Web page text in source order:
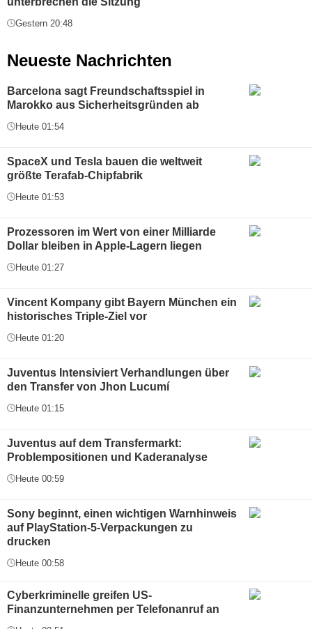
Gestern 20:48
Neueste Nachrichten
Barcelona sagt Freundschaftsspiel in
Marokko aus Sicherheitsgründen ab
Heute 01:54
SpaceX und Tesla bauen die weltweit
größte Terafab-Chipfabrik
Heute 01:53
Prozessoren im Wert von einer Milliarde
Dollar bleiben in Apple-Lagern liegen
Heute 01:27
Vincent Kompany gibt Bayern München ein
historisches Triple-Ziel vor
Heute 01:20
Juventus Intensiviert Verhandlungen über
den Transfer von Jhon Lucumí
Heute 01:15
Juventus auf dem Transfermarkt:
Problempositionen und Kaderanalyse
Heute 00:59
Sony beginnt, einen wichtigen Warnhinweis
auf PlayStation-5-Verpackungen zu
drucken
Heute 00:58
Cyberkriminelle greifen US-
Finanzunternehmen per Telefonanruf an